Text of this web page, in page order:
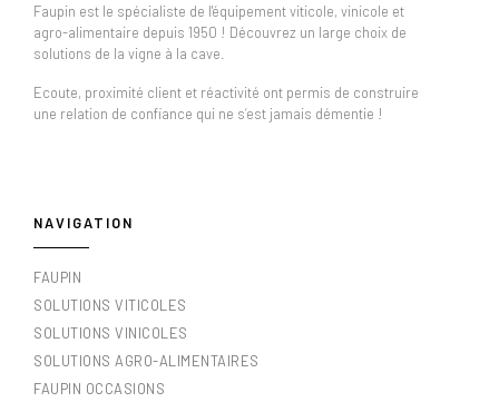
Faupin est le spécialiste de l'équipement viticole, vinicole et
agro-alimentaire depuis 1950 ! Découvrez un large choix de
solutions de la vigne à la cave.
Ecoute, proximité client et réactivité ont permis de construire
une relation de confiance qui ne s’est jamais démentie !
NAVIGATION
FAUPIN
SOLUTIONS VITICOLES
SOLUTIONS VINICOLES
SOLUTIONS AGRO-ALIMENTAIRES
FAUPIN OCCASIONS